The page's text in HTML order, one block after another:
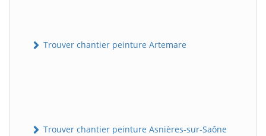
Trouver chantier peinture Artemare
Trouver chantier peinture Asnières-sur-Saône